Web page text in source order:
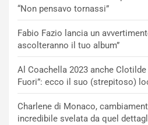
“Non pensavo tornassi”
Fabio Fazio lancia un
ascolteranno il tuo album”
Al Coachella 2023 anche
Fuori”: ecco il suo (strepitoso)
Charlene di Monaco,
incredibile svelata da quel